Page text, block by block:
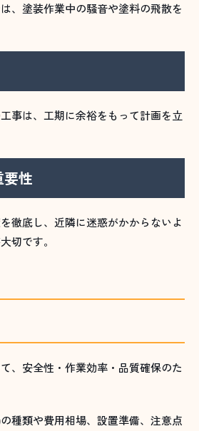
、塗装作業中の騒音や塗料の飛散を
事は、工期に余裕をもって計画を立
要性
徹底し、近隣に迷惑がかからないよ
切です。
、安全性・作業効率・品質確保のた
種類や費用相場、設置準備、注意点